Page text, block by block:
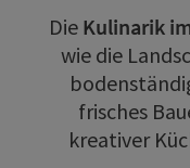
DieKulinarik
wie die
frisches
kreativer